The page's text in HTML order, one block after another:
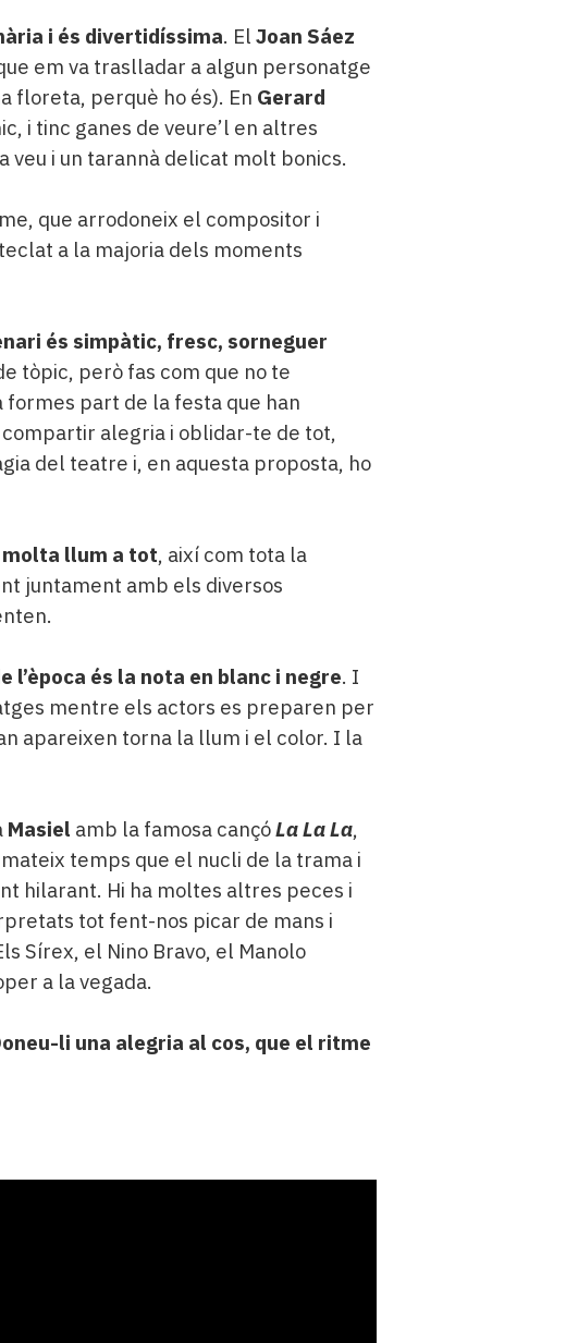
i és divertidíssima. El Joan Sáez
em va traslladar a algun personatge
floreta, perquè ho és). En Gerard
i tinc ganes de veure’l en altres
veu i un tarannà delicat molt bonics.
que arrodoneix el compositor i
a la majoria dels moments
és simpàtic, fresc, sorneguer
tòpic, però fas com que no te
formes part de la festa que han
alegria i oblidar-te de tot,
del teatre i, en aquesta proposta, ho
molta llum a tot, així com tota la
juntament amb els diversos
és la nota en blanc i negre. I
mentre els actors es preparen per
apareixen torna la llum i el color. I la
Masiel amb la famosa cançóLa La La,
temps que el nucli de la trama i
hilarant. Hi ha moltes altres peces i
tot fent-nos picar de mans i
Sírex, el Nino Bravo, el Manolo
a la vegada.
li una alegria al cos, que el ritme